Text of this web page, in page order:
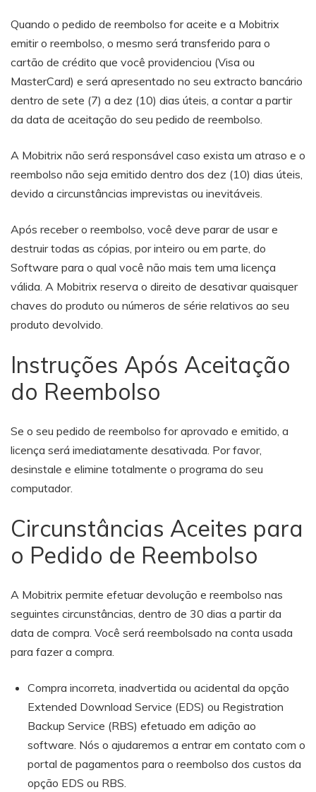
Quando o pedido de reembolso for aceite e a Mobitrix
emitir o reembolso, o mesmo será transferido para o
cartão de crédito que você providenciou (Visa ou
MasterCard) e será apresentado no seu extracto bancário
dentro de sete (7) a dez (10) dias úteis, a contar a partir
da data de aceitação do seu pedido de reembolso.
A Mobitrix não será responsável caso exista um atraso e o
reembolso não seja emitido dentro dos dez (10) dias úteis,
devido a circunstâncias imprevistas ou inevitáveis.
Após receber o reembolso, você deve parar de usar e
destruir todas as cópias, por inteiro ou em parte, do
Software para o qual você não mais tem uma licença
válida. A Mobitrix reserva o direito de desativar quaisquer
chaves do produto ou números de série relativos ao seu
produto devolvido.
Instruções Após Aceitação
do Reembolso
Se o seu pedido de reembolso for aprovado e emitido, a
licença será imediatamente desativada. Por favor,
desinstale e elimine totalmente o programa do seu
computador.
Circunstâncias Aceites para
o Pedido de Reembolso
A Mobitrix permite efetuar devolução e reembolso nas
seguintes circunstâncias, dentro de 30 dias a partir da
data de compra. Você será reembolsado na conta usada
para fazer a compra.
Compra incorreta, inadvertida ou acidental da opção
Extended Download Service (EDS) ou Registration
Backup Service (RBS) efetuado em adição ao
software. Nós o ajudaremos a entrar em contato com o
portal de pagamentos para o reembolso dos custos da
opção EDS ou RBS.